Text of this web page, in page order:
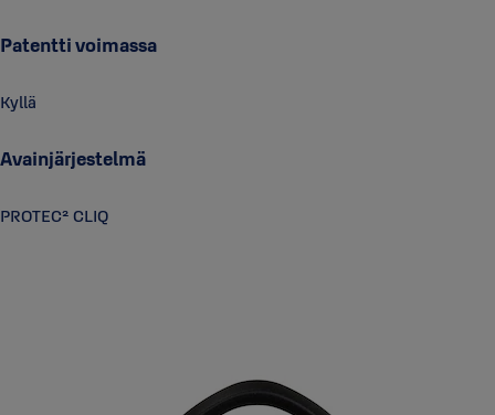
Patentti voimassa
Kyllä
Avainjärjestelmä
PROTEC² CLIQ